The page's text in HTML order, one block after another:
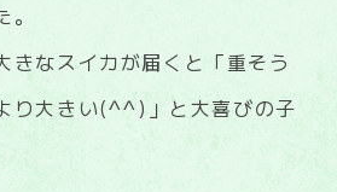
きなスイカが届くと「重そう
り大きい(^^)」と大喜びの子